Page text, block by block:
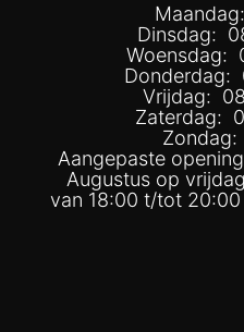
Dinsdag:
Woensdag:
Donderdag:
Vrijdag:
Zaterdag:
Aangepaste
Augustus op
van 18:00 t/tot